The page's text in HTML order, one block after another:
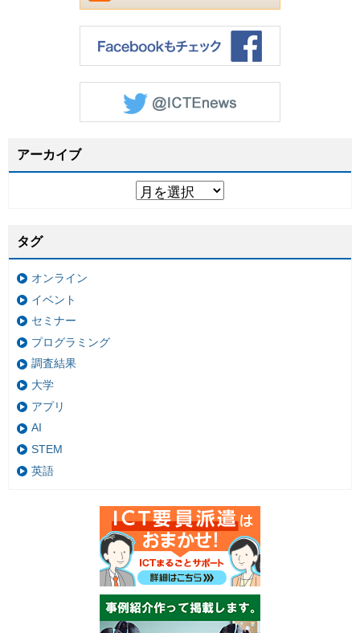
アーカイブ
タグ
オンライン
イベント
セミナー
プログラミング
調査結果
大学
アプリ
AI
STEM
英語